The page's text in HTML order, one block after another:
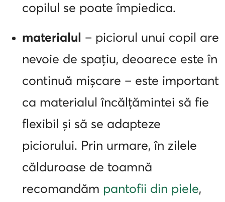
copilul se poate împiedica.
materialul – piciorul unui copil are
nevoie de spațiu, deoarece este în
continuă mișcare – este important
ca materialul încălțămintei să fie
flexibil și să se adapteze
piciorului. Prin urmare, în zilele
călduroase de toamnă
recomandăm pantofii din piele,